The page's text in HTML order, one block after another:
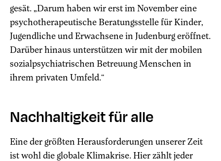
gesät. „Darum haben wir erst im November eine
psychotherapeutische Beratungsstelle für Kinder,
Jugendliche und Erwachsene in Judenburg eröffnet.
Darüber hinaus unterstützen wir mit der mobilen
sozialpsychiatrischen Betreuung Menschen in
ihrem privaten Umfeld.“
Nachhaltigkeit für alle
Eine der größten Herausforderungen unserer Zeit
ist wohl die globale Klimakrise. Hier zählt jeder